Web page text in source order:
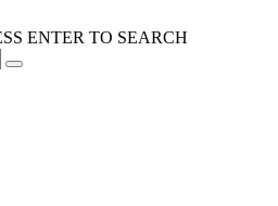
ENTER TO SEARCH